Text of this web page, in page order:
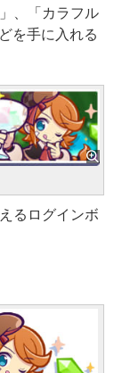
、「カラフル
を手に入れる
るログインボ